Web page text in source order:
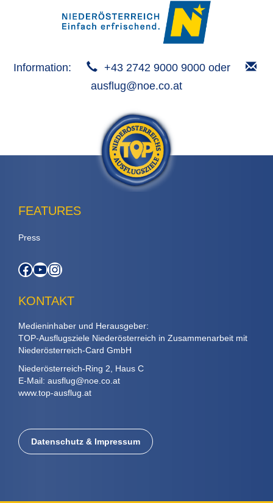
Information:
+43 2742 9000 9000 oder
ausflug@noe.co.at
FEATURES
Press
Facebook
YouTube
Instagram
KONTAKT
Medieninhaber und Herausgeber:
TOP-Ausflugsziele Niederösterreich in Zusammenarbeit mit
Niederösterreich-Card GmbH
Niederösterreich-Ring 2, Haus C
E-Mail: ausflug@noe.co.at
www.top-ausflug.at
Datenschutz & Impressum